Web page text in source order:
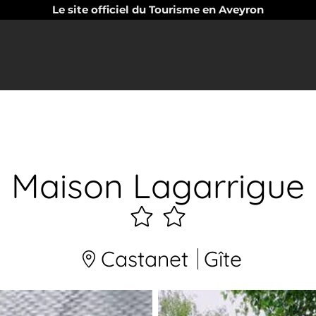
Le site officiel du Tourisme en Aveyron
Maison Lagarrigue
2
étoiles
Castanet Gîte